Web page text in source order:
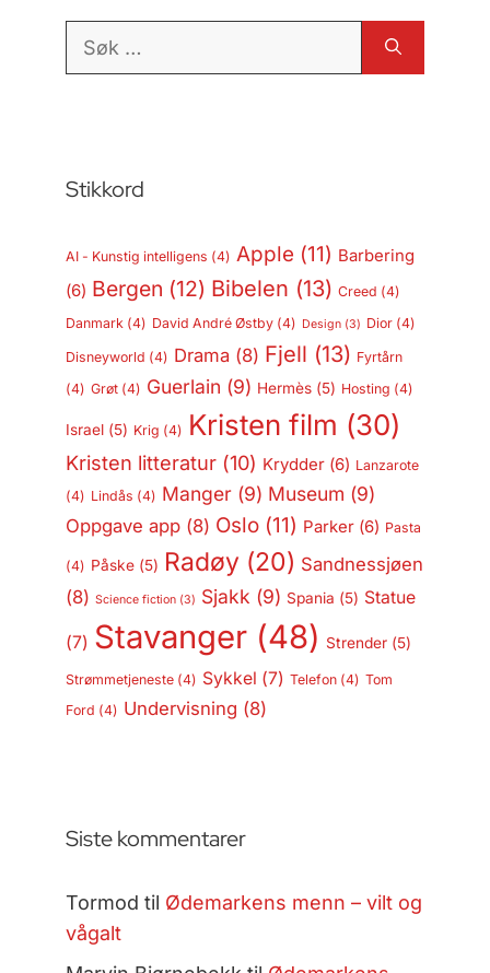
Søk
Stikkord
AI - Kunstig intelligens (4) Apple (11) Barbering
(6) Bergen (12) Bibelen (13) Creed (4)
Danmark(4) David André Østby(4) Design(3) Dior(4)
Disneyworld (4) Drama (8) Fjell (13) Fyrtårn
(4) Grøt(4) Guerlain (9) Hermès(5) Hosting (4)
Israel(5) Krig (4) Kristen film (30)
Kristen litteratur(10) Krydder(6) Lanzarote
(4) Lindås (4) Manger(9) Museum (9)
Oppgave app(8) Oslo(11) Parker(6) Pasta
(4) Påske(5) Radøy(20) Sandnessjøen
(8) Science fiction(3) Sjakk (9) Spania (5) Statue
(7) Stavanger(48) Strender(5)
Strømmetjeneste(4) Sykkel (7) Telefon(4) Tom
Ford (4) Undervisning (8)
Siste kommentarer
Tormod til Ødemarkens menn – vilt og
vågalt